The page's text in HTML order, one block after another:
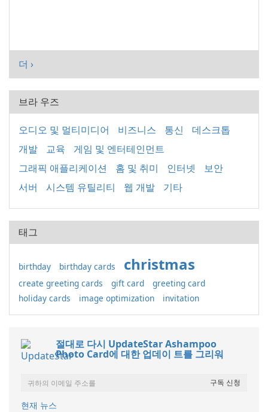
더 ›
브라 우즈
오디오 및 멀티미디어 비즈니스 통신
데스크톱
개발
교육
게임 및 엔터테인먼트
그래픽 애플리케이션
홈 및 취미 인터넷
보안
서버
시스템 유틸리티 웹 개발 기타
태그
birthday birthday cards christmas
create greeting cards gift card
greeting card
holiday cards
image optimization invitation
절대로 다시 UpdateStar Ashampoo
Photo Card에 대한 업데이 트를 그리워
현재 뉴스